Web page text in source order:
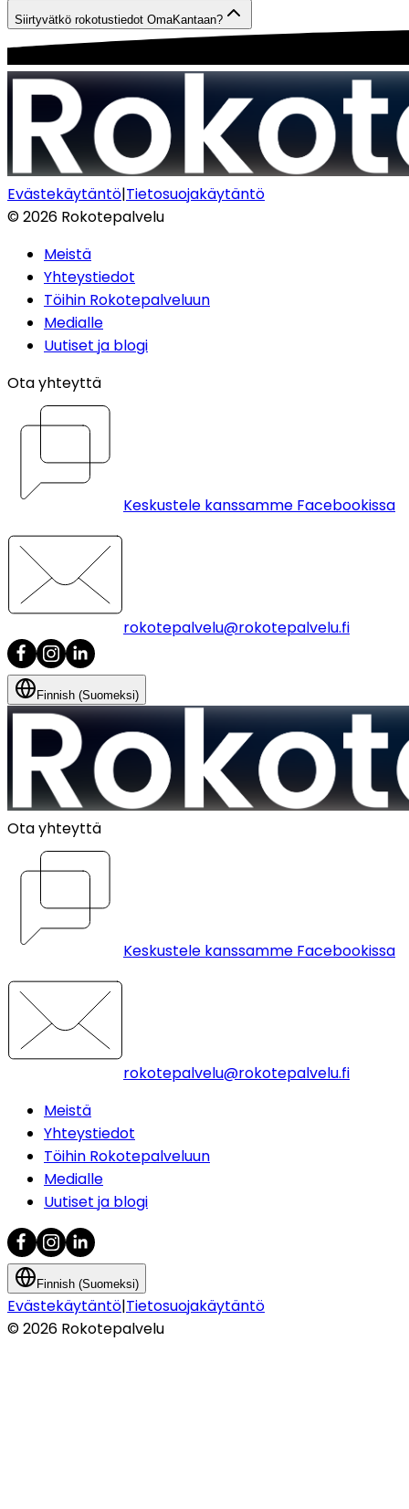
Siirtyvätkö rokotustiedot OmaKantaan?
Evästekäytäntö|Tietosuojakäytäntö
©2026 Rokotepalvelu
Meistä
Yhteystiedot
Töihin Rokotepalveluun
Medialle
Uutiset ja blogi
Ota yhteyttä
Keskustele kanssamme Facebookissa
rokotepalvelu@rokotepalvelu.fi
Finnish (Suomeksi)
Ota yhteyttä
Keskustele kanssamme Facebookissa
rokotepalvelu@rokotepalvelu.fi
Meistä
Yhteystiedot
Töihin Rokotepalveluun
Medialle
Uutiset ja blogi
Finnish (Suomeksi)
Evästekäytäntö|Tietosuojakäytäntö
©2026 Rokotepalvelu